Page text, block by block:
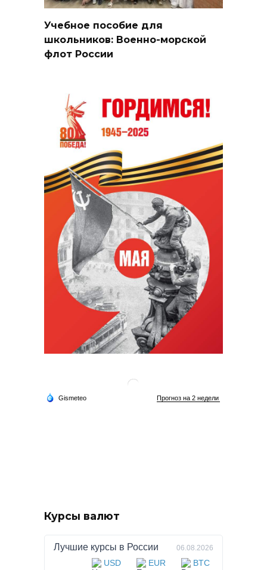
Учебное пособие для
школьников: Военно-морской
флот России
Курсы валют
Лучшие курсы в России 06.08.2026
USD EUR BTC